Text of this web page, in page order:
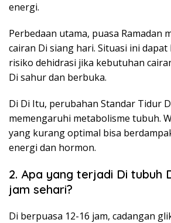
energi.
Perbedaan utama, puasa Ramadan
cairan Di siang hari. Situasi ini
risiko dehidrasi jika kebutuhan
Di sahur dan berbuka.
Di Di Itu, perubahan Standar Tidur
memengaruhi metabolisme tubuh.
yang kurang optimal bisa
energi dan hormon.
2. Apa yang terjadi Di tubuh
jam sehari?
Di berpuasa 12-16 jam, cadangan